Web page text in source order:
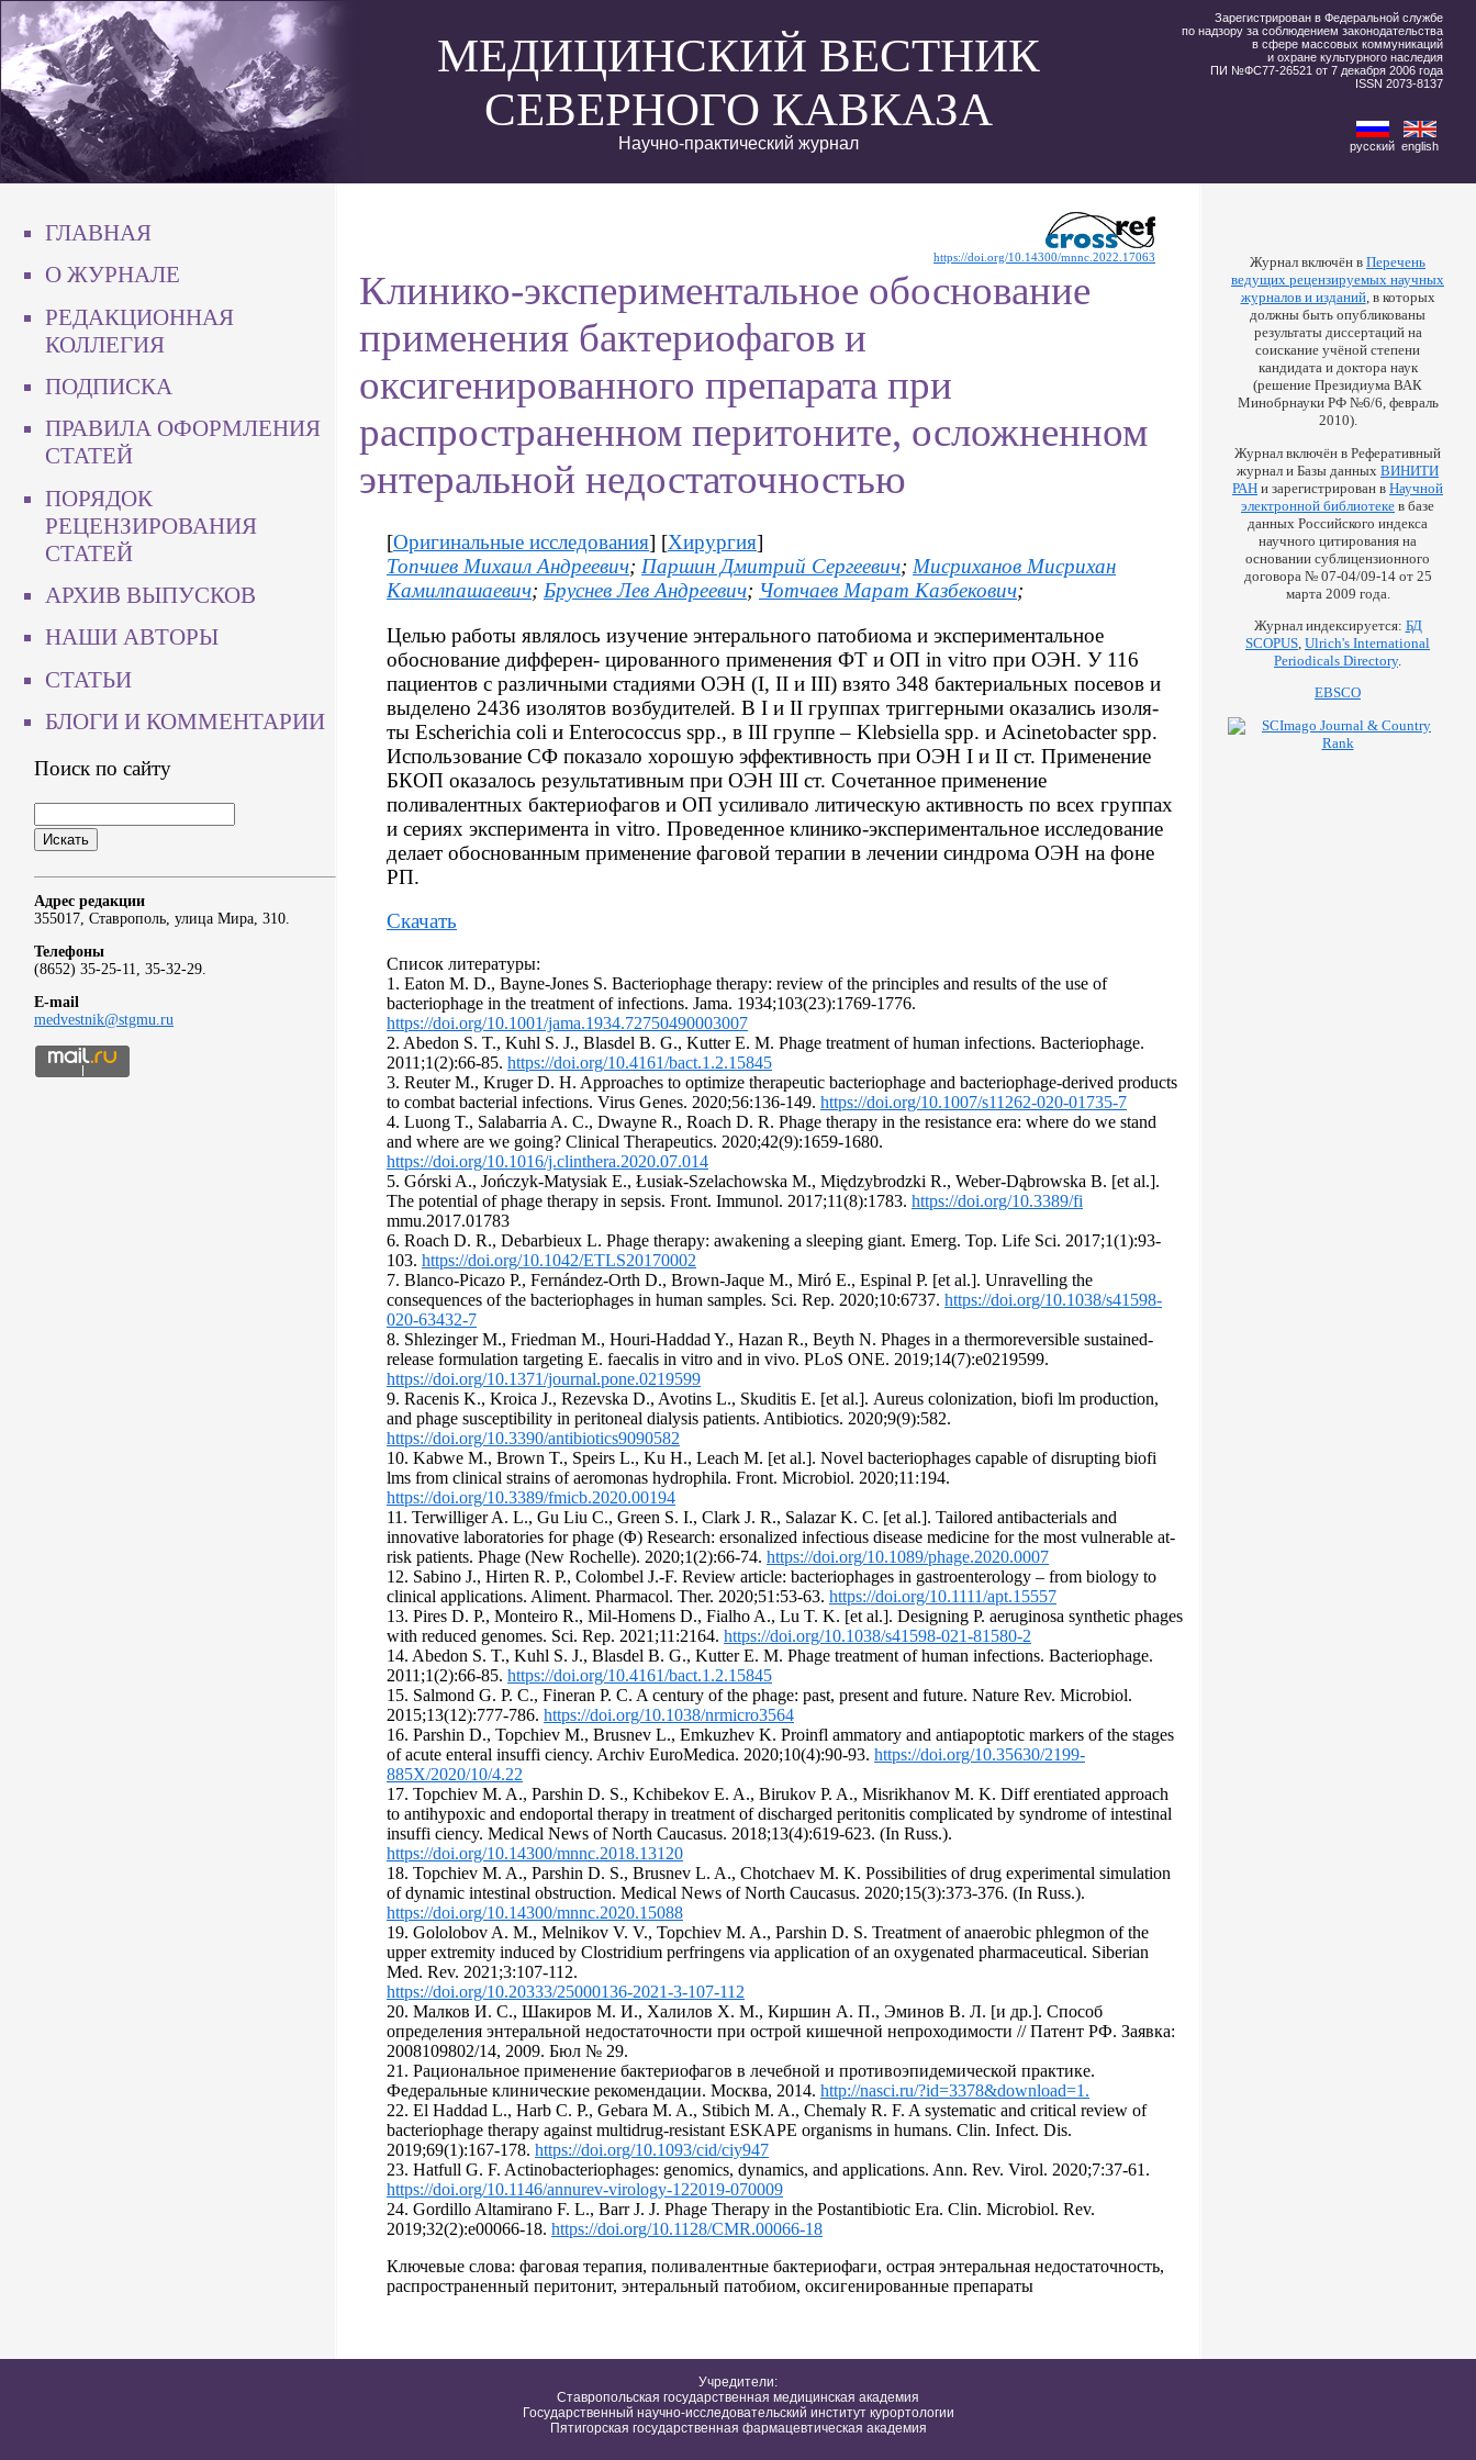
МЕДИЦИНСКИЙ ВЕСТНИК
СЕВЕРНОГО КАВКАЗА
Научно-практический журнал
Зарегистрирован в Федеральной службе
по надзору за соблюдением законодательства
в сфере массовых коммуникаций
и охране культурного наследия
ПИ №ФС77-26521 от 7 декабря 2006 года
ISSN 2073-8137
русский english
ГЛАВНАЯ
О ЖУРНАЛЕ
РЕДАКЦИОННАЯ
КОЛЛЕГИЯ
ПОДПИСКА
ПРАВИЛА ОФОРМЛЕНИЯ
СТАТЕЙ
ПОРЯДОК
РЕЦЕНЗИРОВАНИЯ
СТАТЕЙ
АРХИВ ВЫПУСКОВ
НАШИ АВТОРЫ
СТАТЬИ
БЛОГИ И КОММЕНТАРИИ
Поиск по сайту
Адрес редакции
355017, Ставрополь, улица Мира, 310.
Телефоны
(8652) 35-25-11, 35-32-29.
E-mail
medvestnik@stgmu.ru
Журнал включён в Перечень
ведущих рецензируемых научных
журналов и изданий, в которых
должны быть опубликованы
результаты диссертаций на
соискание учёной степени
кандидата и доктора наук
(решение Президиума ВАК
Минобрнауки РФ №6/6, февраль
2010).
Журнал включён в Реферативный
журнал и Базы данных ВИНИТИ
РАН и зарегистрирован в Научной
электронной библиотеке в базе
данных Российского индекса
научного цитирования на
основании сублицензионного
договора № 07-04/09-14 от 25
марта 2009 года.
Журнал индексируется: БД
SCOPUS Ulrich's International
Periodicals Directory.
EBSCO
https://doi.org/10.14300/mnnc.2022.17063
Клинико-экспериментальное обоснование
применения бактериофагов и
оксигенированного препарата при
распространенном перитоните, осложненном
энтеральной недостаточностью
[Оригинальные исследования] [Хирургия]
Топчиев Михаил Андреевич; Паршин Дмитрий Сергеевич; Мисриханов Мисрихан
Камилпашаевич; Бруснев Лев Андреевич; Чотчаев Марат Казбекович;
Целью работы являлось изучение энтерального патобиома и экспериментальное
обоснование дифферен- цированного применения ФТ и ОП in vitro при ОЭН. У 116
пациентов с различными стадиями ОЭН (I, II и III) взято 348 бактериальных посевов и
выделено 2436 изолятов возбудителей. В I и II группах триггерными оказались изоля-
ты Escherichia coli и Enterococcus spp., в III группе – Klebsiella spp. и Acinetobacter spp.
Использование СФ показало хорошую эффективность при ОЭН I и II ст. Применение
БКОП оказалось результативным при ОЭН III ст. Сочетанное применение
поливалентных бактериофагов и ОП усиливало литическую активность по всех группах
и сериях эксперимента in vitro. Проведенное клинико-экспериментальное исследование
делает обоснованным применение фаговой терапии в лечении синдрома ОЭН на фоне
РП.
Скачать
Список литературы:
1. Eaton M. D., Bayne-Jones S. Bacteriophage therapy: review of the principles and results of the use of
bacteriophage in the treatment of infections. Jama. 1934;103(23):1769-1776.
https://doi.org/10.1001/jama.1934.72750490003007
2. Abedon S. T., Kuhl S. J., Blasdel B. G., Kutter E. M. Phage treatment of human infections. Bacteriophage.
2011;1(2):66-85. https://doi.org/10.4161/bact.1.2.15845
3. Reuter M., Kruger D. H. Approaches to optimize therapeutic bacteriophage and bacteriophage-derived products
to combat bacterial infections. Virus Genes. 2020;56:136-149. https://doi.org/10.1007/s11262-020-01735-7
4. Luong T., Salabarria A. C., Dwayne R., Roach D. R. Phage therapy in the resistance era: where do we stand
and where are we going? Clinical Therapeutics. 2020;42(9):1659-1680.
https://doi.org/10.1016/j.clinthera.2020.07.014
5. Górski A., Jończyk-Matysiak E., Łusiak-Szelachowska M., Międzybrodzki R., Weber-Dąbrowska B. [et al.].
The potential of phage therapy in sepsis. Front. Immunol. 2017;11(8):1783. https://doi.org/10.3389/fi
mmu.2017.01783
6. Roach D. R., Debarbieux L. Phage therapy: awakening a sleeping giant. Emerg. Top. Life Sci. 2017;1(1):93-
103. https://doi.org/10.1042/ETLS20170002
7. Blanco-Picazo P., Fernández-Orth D., Brown-Jaque M., Miró E., Espinal P. [et al.]. Unravelling the
consequences of the bacteriophages in human samples. Sci. Rep. 2020;10:6737. https://doi.org/10.1038/s41598-
020-63432-7
8. Shlezinger M., Friedman M., Houri-Haddad Y., Hazan R., Beyth N. Phages in a thermoreversible sustained-
release formulation targeting E. faecalis in vitro and in vivo. PLoS ONE. 2019;14(7):e0219599.
https://doi.org/10.1371/journal.pone.0219599
9. Racenis K., Kroica J., Rezevska D., Avotins L., Skuditis E. [et al.]. Аureus colonization, biofi lm production,
and phage susceptibility in peritoneal dialysis patients. Antibiotics. 2020;9(9):582.
https://doi.org/10.3390/antibiotics9090582
10. Kabwe M., Brown T., Speirs L., Ku H., Leach M. [et al.]. Novel bacteriophages capable of disrupting biofi
lms from clinical strains of aeromonas hydrophila. Front. Microbiol. 2020;11:194.
https://doi.org/10.3389/fmicb.2020.00194
11. Terwilliger A. L., Gu Liu C., Green S. I., Clark J. R., Salazar K. C. [et al.]. Tailored antibacterials and
innovative laboratories for phage (Φ) Research: ersonalized infectious disease medicine for the most vulnerable at-
risk patients. Phage (New Rochelle). 2020;1(2):66-74. https://doi.org/10.1089/phage.2020.0007
12. Sabino J., Hirten R. P., Colombel J.-F. Review article: bacteriophages in gastroenterology – from biology to
clinical applications. Aliment. Pharmacol. Ther. 2020;51:53-63. https://doi.org/10.1111/apt.15557
13. Pires D. P., Monteiro R., Mil-Homens D., Fialho A., Lu T. K. [et al.]. Designing P. aeruginosa synthetic phages
with reduced genomes. Sci. Rep. 2021;11:2164. https://doi.org/10.1038/s41598-021-81580-2
14. Abedon S. T., Kuhl S. J., Blasdel B. G., Kutter E. M. Phage treatment of human infections. Bacteriophage.
2011;1(2):66-85. https://doi.org/10.4161/bact.1.2.15845
15. Salmond G. P. C., Fineran P. C. A century of the phage: past, present and future. Nature Rev. Microbiol.
2015;13(12):777-786. https://doi.org/10.1038/nrmicro3564
16. Parshin D., Topchiev M., Brusnev L., Emkuzhev K. Proinfl ammatory and antiapoptotic markers of the stages
of acute enteral insuffi ciency. Archiv EuroMedica. 2020;10(4):90-93. https://doi.org/10.35630/2199-
885X/2020/10/4.22
17. Topchiev M. A., Parshin D. S., Kchibekov E. A., Birukov P. A., Misrikhanov M. K. Diff erentiated approach
to antihypoxic and endoportal therapy in treatment of discharged peritonitis complicated by syndrome of intestinal
insuffi ciency. Medical News of North Caucasus. 2018;13(4):619-623. (In Russ.).
https://doi.org/10.14300/mnnc.2018.13120
18. Topchiev M. A., Parshin D. S., Brusnev L. A., Chotchaev M. K. Possibilities of drug experimental simulation
of dynamic intestinal obstruction. Medical News of North Caucasus. 2020;15(3):373-376. (In Russ.).
https://doi.org/10.14300/mnnc.2020.15088
19. Gololobov A. M., Melnikov V. V., Topchiev M. A., Parshin D. S. Treatment of anaerobic phlegmon of the
upper extremity induced by Clostridium perfringens via application of an oxygenated pharmaceutical. Siberian
Med. Rev. 2021;3:107-112.
https://doi.org/10.20333/25000136-2021-3-107-112
20. Малков И. С., Шакиров М. И., Халилов Х. М., Киршин А. П., Эминов В. Л. [и др.]. Способ
определения энтеральной недостаточности при острой кишечной непроходимости // Патент РФ. Заявка:
2008109802/14, 2009. Бюл № 29.
21. Рациональное применение бактериофагов в лечебной и противоэпидемической практике.
Федеральные клинические рекомендации. Москва, 2014. http://nasci.ru/?id=3378&download=1.
22. El Haddad L., Harb C. P., Gebara M. A., Stibich M. A., Chemaly R. F. A systematic and critical review of
bacteriophage therapy against multidrug-resistant ESKAPE organisms in humans. Clin. Infect. Dis.
2019;69(1):167-178. https://doi.org/10.1093/cid/ciy947
23. Hatfull G. F. Actinobacteriophages: genomics, dynamics, and applications. Ann. Rev. Virol. 2020;7:37-61.
https://doi.org/10.1146/annurev-virology-122019-070009
24. Gordillo Altamirano F. L., Barr J. J. Phage Therapy in the Postantibiotic Era. Clin. Microbiol. Rev.
2019;32(2):e00066-18. https://doi.org/10.1128/CMR.00066-18
Ключевые слова: фаговая терапия, поливалентные бактериофаги, острая энтеральная недостаточность,
распространенный перитонит, энтеральный патобиом, оксигенированные препараты
Учредители:
Ставропольская государственная медицинская академия
Государственный научно-исследовательский институт курортологии
Пятигорская государственная фармацевтическая академия